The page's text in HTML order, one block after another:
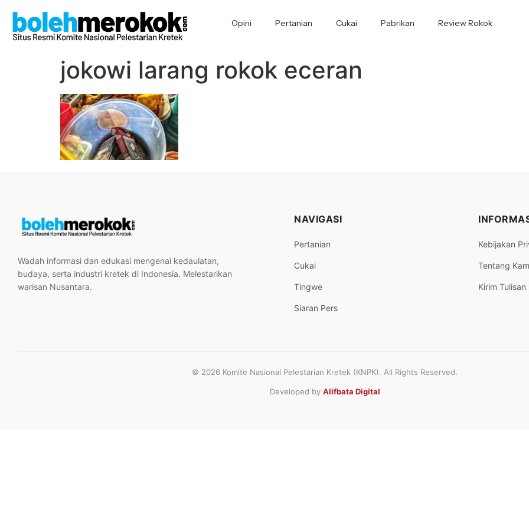
Opini Pertanian Cukai Pabrikan Review Rokok
jokowi larang rokok eceran
Wadah informasi dan edukasi mengenai kedaulatan,
budaya, serta industri kretek di Indonesia. Melestarikan
warisan Nusantara.
NAVIGASI
Pertanian
Cukai
Tingwe
Siaran Pers
Kebijakan
Tentang
Kirim Tulisan
© 2026 Komite Nasional Pelestarian Kretek (KNPK). All Rights Reserved.
Developed by Alifbata Digital